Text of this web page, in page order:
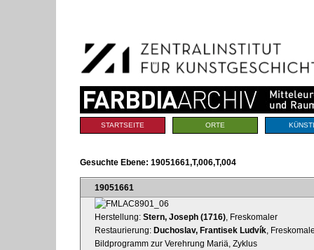
Navigation
Sektionen
STARTSEITE ORTE
Gesuchte Ebene: 19051661,T,006,T,004
19051661
Herstellung: Stern, Joseph (1716) , Freskomaler
Restaurierung: Duchoslav, Frantisek Ludvík ,
Bildprogramm zur Verehrung Mariä, Zyklus